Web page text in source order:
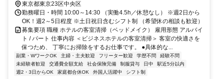
場」駅 徒歩5分 JR京浜東北線・山手線 「有楽町」駅 徒歩15分
東京都東京23区中央区
勤務曜日・時間 10:00～14:30 （実働4.5h／休憩なし） ※週2日から
OK！週2～5日程度 ※土日祝日含むシフト制 （希望休の相談も歓迎）
募集要項 職種 ホテルの客室清掃（ベッドメイク） 雇用形態 アルバイ
ト / パート 仕事内容 ＜ビジネスホテルの客室清掃＞ 客室の快適さを
保つため、 丁寧にお掃除をするお仕事です。 ●具体的な...
副業・WワークOK 主婦・主夫歓迎 フリーター歓迎 学歴不問
経験不問
未経験者歓迎
交通費全額支給 社会保険完備 制服貸与 日中
駅近5分以内
週2・3日からOK
家庭都合休OK 外国人活躍中 シフト制